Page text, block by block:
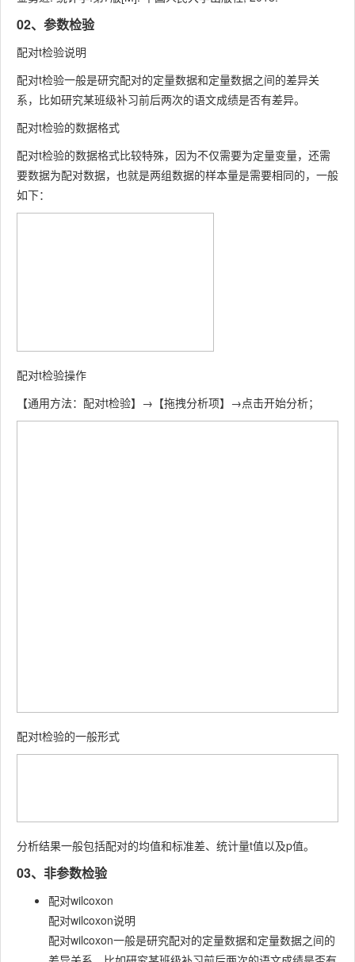
02、参数检验
配对t检验说明
配对t检验一般是研究配对的定量数据和定量数据之间的差异关
系，比如研究某班级补习前后两次的语文成绩是否有差异。
配对t检验的数据格式
配对t检验的数据格式比较特殊，因为不仅需要为定量变量，还需
要数据为配对数据，也就是两组数据的样本量是需要相同的，一般
如下：
配对t检验操作
【通用方法：配对t检验】→【拖拽分析项】→点击开始分析；
配对t检验的一般形式
分析结果一般包括配对的均值和标准差、统计量t值以及p值。
03、非参数检验
配对wilcoxon
配对wilcoxon说明
配对wilcoxon一般是研究配对的定量数据和定量数据之间的